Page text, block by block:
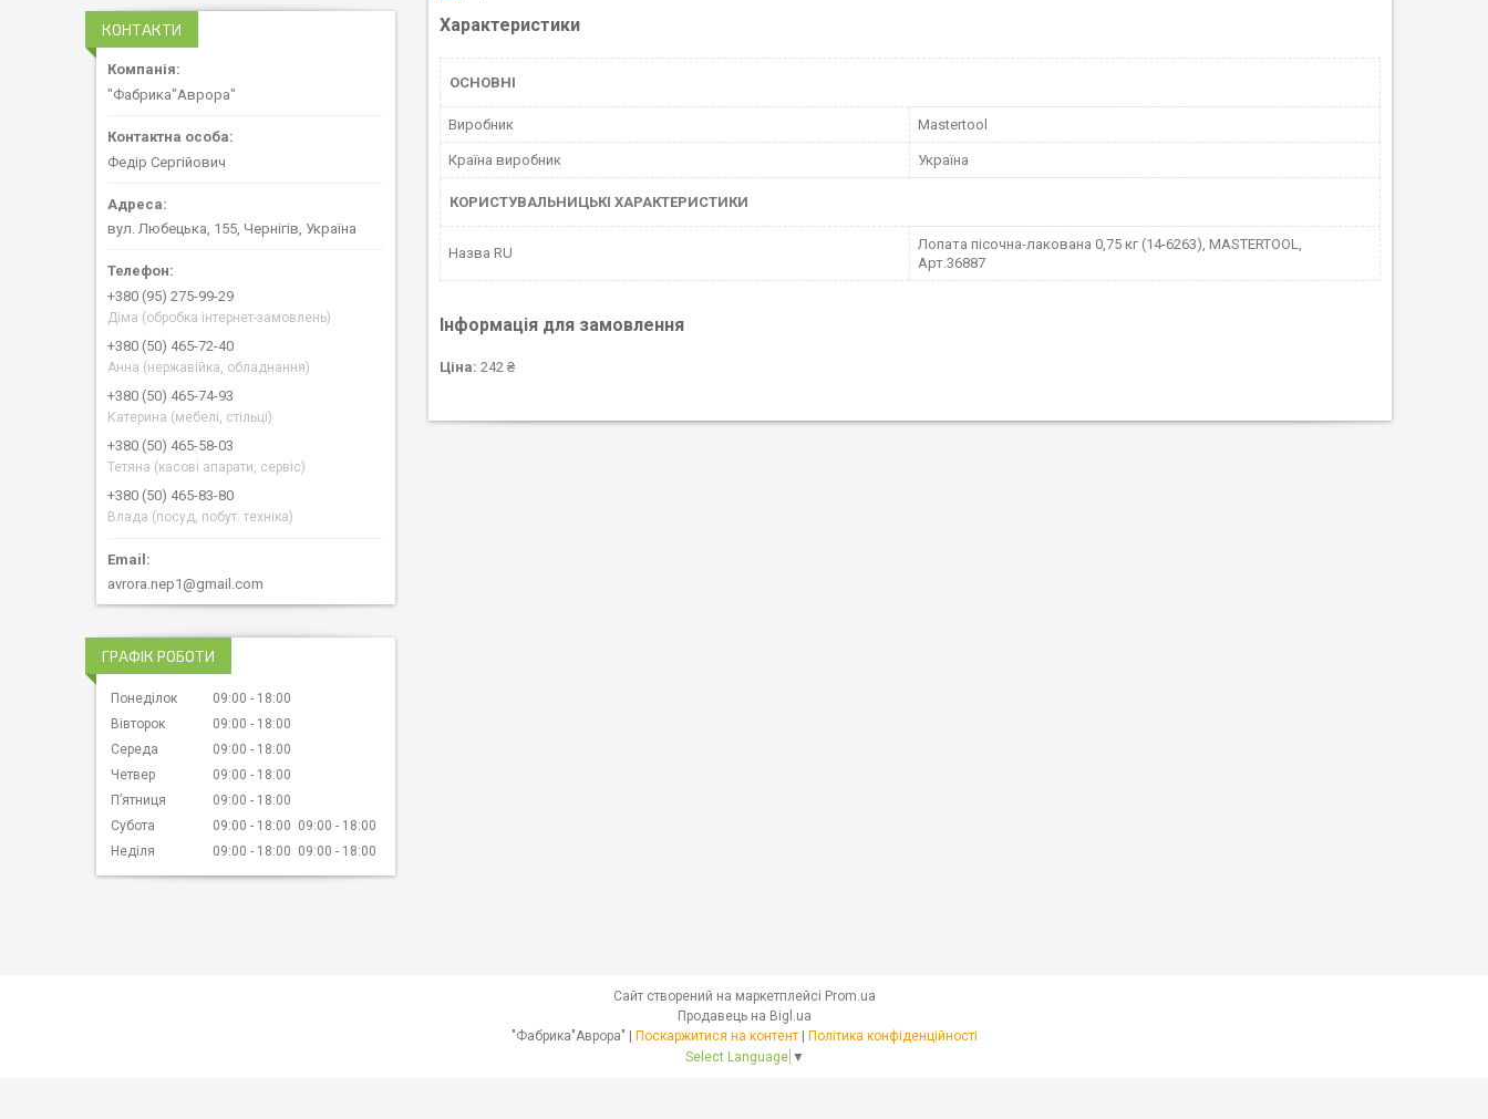
Характеристики
ОСНОВНІ
Виробник Mastertool
Країна виробник Україна
КОРИСТУВАЛЬНИЦЬКІ ХАРАКТЕРИСТИКИ
Назва RU
Лопата пісочна-лакована 0,75 кг (14-6263), MASTERTOOL,
Арт.36887
Інформація для замовлення
Ціна: 242 ₴
КОНТАКТИ
"Фабрика"Аврора"
Федір Сергійович
вул. Любецька, 155, Чернігів, Україна
+380 (95) 275-99-29
Діма (обробка інтернет-замовлень)
+380 (50) 465-72-40
Анна (нержавійка, обладнання)
+380 (50) 465-74-93
Катерина (мебелі, стільці)
+380 (50) 465-58-03
Тетяна (касові апарати, сервіс)
+380 (50) 465-83-80
Влада (посуд, побут. техніка)
avrora.nep1@gmail.com
ГРАФІК РОБОТИ
Понеділок 09:00
18:00
Вівторок
09:00
18:00
Середа
09:00
18:00
Четвер
09:00
18:00
Пʼятниця
09:00
18:00
Субота
09:00 18:00 09:00
18:00
Неділя
09:00 18:00 09:00 18:00
Сайт створений на маркетплейсі Prom.ua
Продавець на Bigl.ua
Поскаржитися на контент
Політика конфіденційності
Select Language ▼